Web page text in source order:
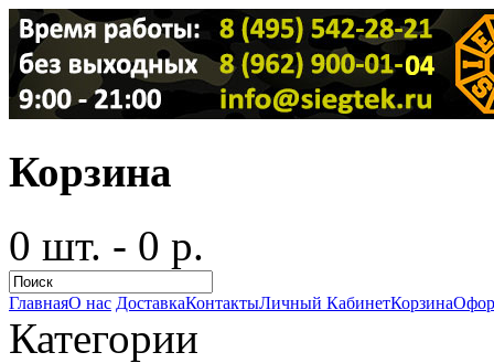
Корзина
0 шт. - 0 р.
ГлавнаяО нас ДоставкаКонтактыЛичный КабинетКорзина
Категории